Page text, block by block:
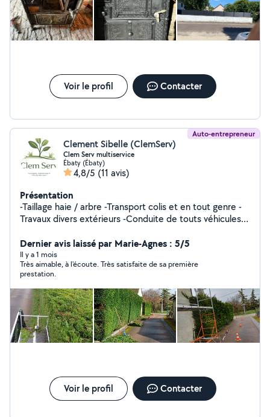
Voir le profil Contacter
Auto-entrepreneur
Clement Sibelle (ClemServ)
Clem Serv multiservice
Ébaty (Ébaty)
4,8/5 (11 avis)
Présentation
-Taillage haie / arbre -Transport colis et en tout genre -
Travaux divers extérieurs -Conduite de touts véhicules
Dernier avis laissé par Marie-Agnes : 5/5
Il y a 1 mois
Très aimable, à l'écoute. Très satisfaite de sa première
prestation.
Voir le profil Contacter